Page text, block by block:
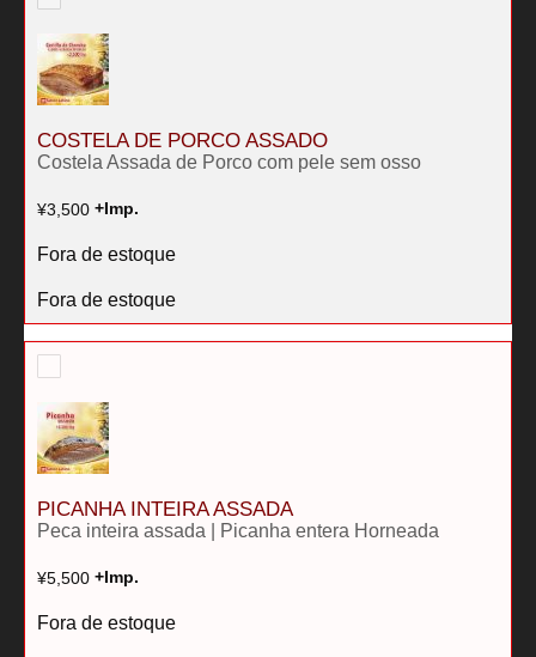
COSTELA DE PORCO ASSADO
Costela Assada de Porco com pele sem osso
¥3,500 +Imp.
Fora de estoque
Fora de estoque
PICANHA INTEIRA ASSADA
Peca inteira assada | Picanha entera Horneada
¥5,500 +Imp.
Fora de estoque